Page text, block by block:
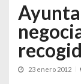
23 enero 2012